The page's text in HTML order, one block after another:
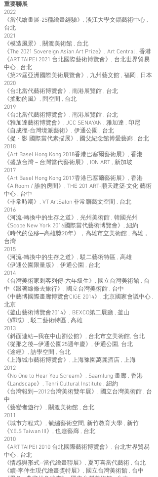
重要聯展
2022
《當代繪畫展-25種繪畫經驗》, 淡江大學文錙藝術中心 ,
台北
2021
《模造風景》, 關渡美術館 , 台北
《The 2021 Sovereign Asian Art Prize》, Art Central , 香港
《ART TAIPEI 2021 台北國際藝術博覽會》, 台北世界貿易
中心 , 台北
《第29屆亞洲國際美術展覽會》, 九州藝文館 , 福岡 , 日本
2020
《台北當代藝術博覽會》, 南港展覽館 , 台北
《搖動的風》, 問空間 , 台北
2019
《台北當代藝術博覽會》, 南港展覽館 , 台北
《雅加達藝術博覽會》, JCC SENAYAN , 雅加達 , 印尼
《自成徑-台灣境派藝術》, 伊通公園 , 台北
《捉・影 國際當代素描展》, 國父紀念館博愛藝廊 , 台北
2018
《Art Basel Hong Kong 2018香港巴塞爾藝術展》, 香港
《盛放台灣－台灣當代藝術展》, ION ART , 新加坡
2017
《Art Basel Hong Kong 2017香港巴塞爾藝術展》, 香港
《A Room / 誰的房間》, THE 201 ART-順天建築·文化·藝術
中心 , 台中
《非常時期》, VT ArtSalon 非常廟藝文空間 , 台北
2016
《河流-轉換中的生存之道》, 光州美術館 , 韓國光州
《Scope New York 2016國際當代藝術博覽會》, 紐約
《時代的位移─高雄獎20年》，高雄市立美術館 , 高雄，
台灣
2015
《河流-轉換中的生存之道》, 駁二藝術特區 , 高雄
《伊通公園限量版》, 伊通公園 , 台北
2014
《台灣美術家刺客列傳-六年級生》, 國立台灣美術館 , 台
中《跟著線條去旅行》, 國立台灣美術館 , 台中
《中藝博國際畫廊博覽會CIGE 2014》, 北京國家會議中心 ,
北京
《釜山藝術博覽會2014》, BEXCO第二展廳 , 釜山
《繹域》, 駁二藝術特區 , 高雄
2013
《斜面連結─我在中山劉公館》, 台北市立美術館, 台北
《從那之後─伊通公園25週年慶》, 伊通公園, 台北
《途經》, 詰學空間 , 台北
《上海城市藝術博覽會》, 上海豫園萬麗酒店 , 上海
2012
《No One to Hear You Scream》, Saamlung 畫廊 , 香港
《Landscape》, Tenri Cultural Institute , 紐約
《台灣報到─2012台灣美術雙年展》, 國立台灣美術館 , 台
中
《藝變者遊行》, 關渡美術館 , 台北
2011
《城市方程式》, 毓繡藝術空間, 新竹教育大學 , 新竹
《Y.E.S Taiwan III》, 也趣藝廊 , 台北
2010
《ART TAIPEI 2010 台北國際藝術博覽會》, 台北世界貿易
中心 , 台北
《情感與形式--當代繪畫聯展》, 夏可喜當代藝術 , 台北
《續-李仲生現代繪畫獎特展》, 國立台灣美術館 , 台中